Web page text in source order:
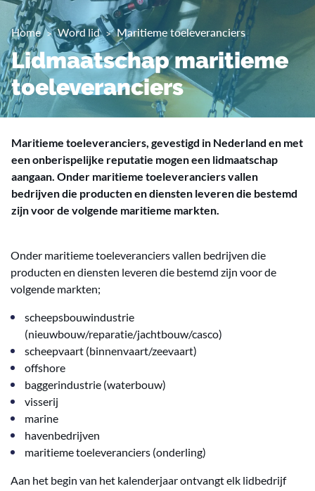
Home Word lid Maritieme toeleveranciers
Lidmaatschap maritieme
toeleveranciers
Maritieme toeleveranciers, gevestigd in Nederland en met
een onberispelijke reputatie mogen een lidmaatschap
aangaan. Onder maritieme toeleveranciers vallen
bedrijven die producten en diensten leveren die bestemd
zijn voor de volgende maritieme markten.
Onder maritieme toeleveranciers vallen bedrijven die
producten en diensten leveren die bestemd zijn voor de
volgende markten;
scheepsbouwindustrie
(nieuwbouw/reparatie/jachtbouw/casco)
scheepvaart (binnenvaart/zeevaart)
offshore
baggerindustrie (waterbouw)
visserij
marine
havenbedrijven
maritieme toeleveranciers (onderling)
Aan het begin van het kalenderjaar ontvangt elk lidbedrijf